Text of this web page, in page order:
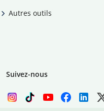
Autres outils
Suivez-nous